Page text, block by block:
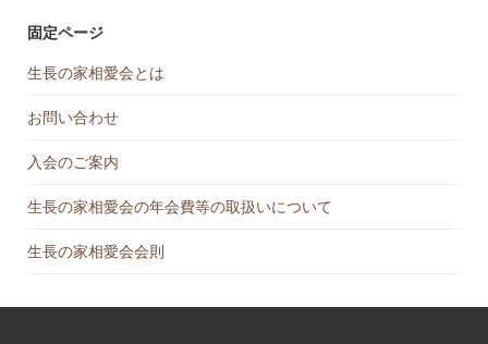
固定ページ
生長の家相愛会とは
お問い合わせ
入会のご案内
生長の家相愛会の年会費等の取扱いについて
生長の家相愛会会則